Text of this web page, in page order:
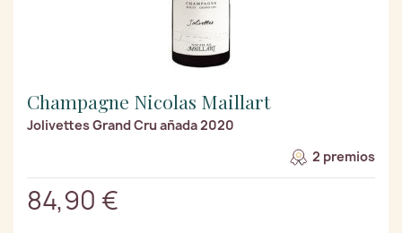
Champagne Nicolas Maillart
Jolivettes Grand Cru añada 2020
2 premios
84,90 €